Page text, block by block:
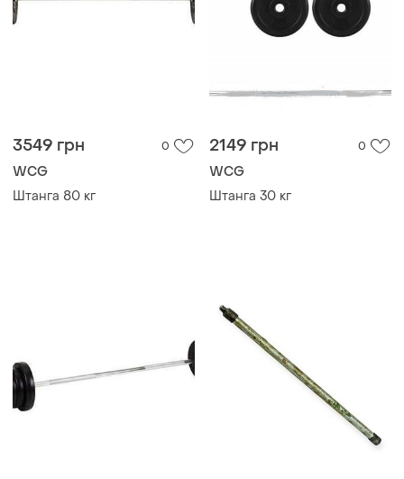
3549 грн 0
WCG
Штанга 80 кг
2149 грн 0
WCG
Штанга 30 кг